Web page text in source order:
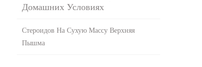
Домашних Условиях
Стероидов На Сухую Массу Верхняя
Пышма